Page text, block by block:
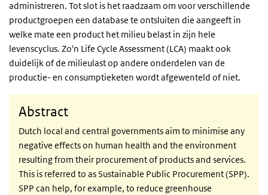
administreren. Tot slot is het raadzaam om voor verschillende
productgroepen een database te ontsluiten die aangeeft in
welke mate een product het milieu belast in zijn hele
levenscyclus. Zo'n Life Cycle Assessment (LCA) maakt ook
duidelijk of de milieulast op andere onderdelen van de
productie- en consumptieketen wordt afgewenteld of niet.
Abstract
Dutch local and central governments aim to minimise any
negative effects on human health and the environment
resulting from their procurement of products and services.
This is referred to as Sustainable Public Procurement (SPP).
SPP can help, for example, to reduce greenhouse